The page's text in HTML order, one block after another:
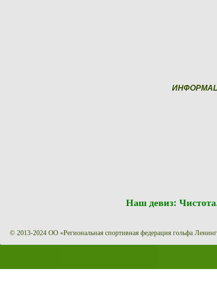
Наш девиз:
© 2013-2024 ОО «Региональная спортивная федерация гольфа